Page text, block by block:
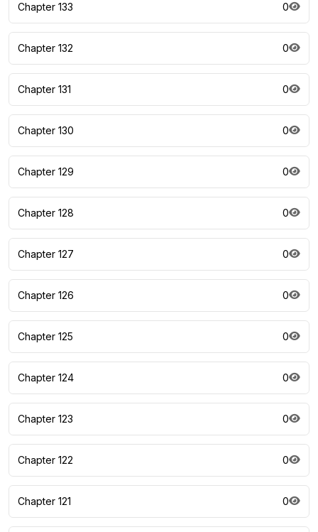
Chapter 133 0
Chapter 132 0
Chapter 131 0
Chapter 130 0
Chapter 129 0
Chapter 128 0
Chapter 127 0
Chapter 126 0
Chapter 125 0
Chapter 124 0
Chapter 123 0
Chapter 122 0
Chapter 121 0